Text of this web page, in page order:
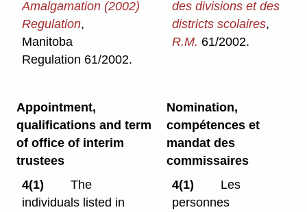
Amalgamation (2002)
Regulation,
Manitoba
Regulation 61/2002.
des divisions et des
districts scolaires,
R.M. 61/2002.
Appointment,
qualifications and term
of office of interim
trustees
4(1)
The
individuals listed in
Nomination,
compétences et
mandat des
commissaires
4(1)
Les
personnes